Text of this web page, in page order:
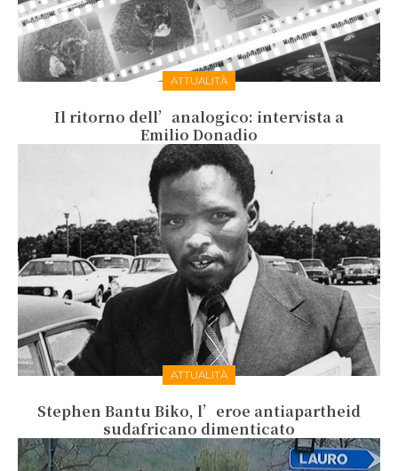
ATTUALITÀ
Il ritorno dell’analogico: intervista a
Emilio Donadio
ATTUALITÀ
Stephen Bantu Biko, l’eroe antiapartheid
sudafricano dimenticato